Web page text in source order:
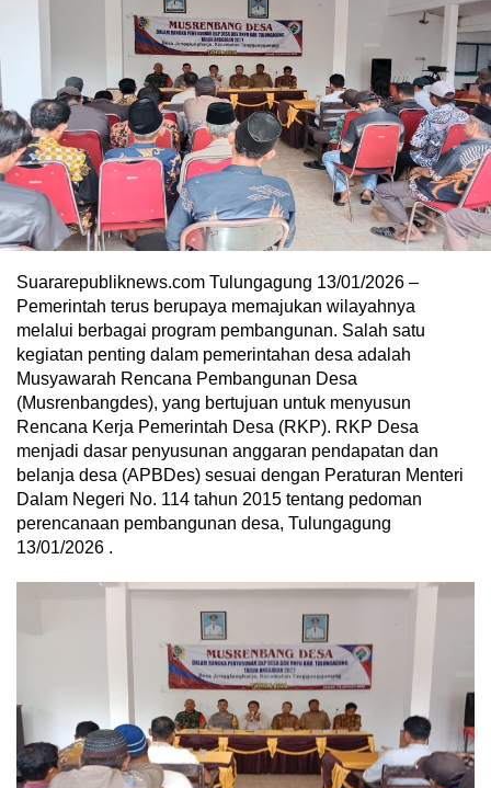
Suararepubliknews.com Tulungagung 13/01/2026 –
Pemerintah terus berupaya memajukan wilayahnya
melalui berbagai program pembangunan. Salah satu
kegiatan penting dalam pemerintahan desa adalah
Musyawarah Rencana Pembangunan Desa
(Musrenbangdes), yang bertujuan untuk menyusun
Rencana Kerja Pemerintah Desa (RKP). RKP Desa
menjadi dasar penyusunan anggaran pendapatan dan
belanja desa (APBDes) sesuai dengan Peraturan Menteri
Dalam Negeri No. 114 tahun 2015 tentang pedoman
perencanaan pembangunan desa, Tulungagung
13/01/2026 .